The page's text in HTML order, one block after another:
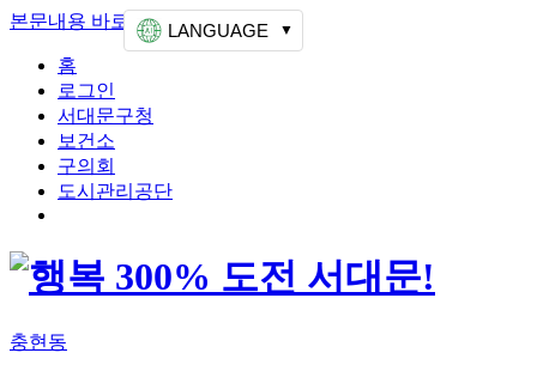
본문내용 바로가기 상단메뉴 가기
홈
로그인
서대문구청
보건소
구의회
도시관리공단
충현동
LANGUAGE